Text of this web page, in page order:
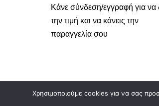
Κάνε σύνδεση/εγγραφή για να
την τιμή και να κάνεις την
παραγγελία σου
Χρησιμοποιούμε cookies για να σας